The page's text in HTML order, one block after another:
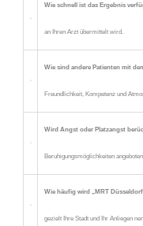
Wie schnell ist das Ergebnis
an Ihren Arzt übermittelt wird.
Wie sind andere Patienten mit
Freundlichkeit, Kompetenz und
Wird Angst oder Platzangst
Beruhigungsmöglichkeiten
Wie häufig wird „MRT
gezielt Ihre Stadt und Ihr Anliegen